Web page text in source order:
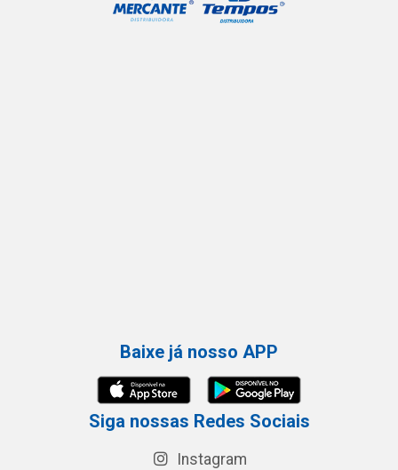
Baixe já nosso APP
Siga nossas Redes Sociais
Instagram